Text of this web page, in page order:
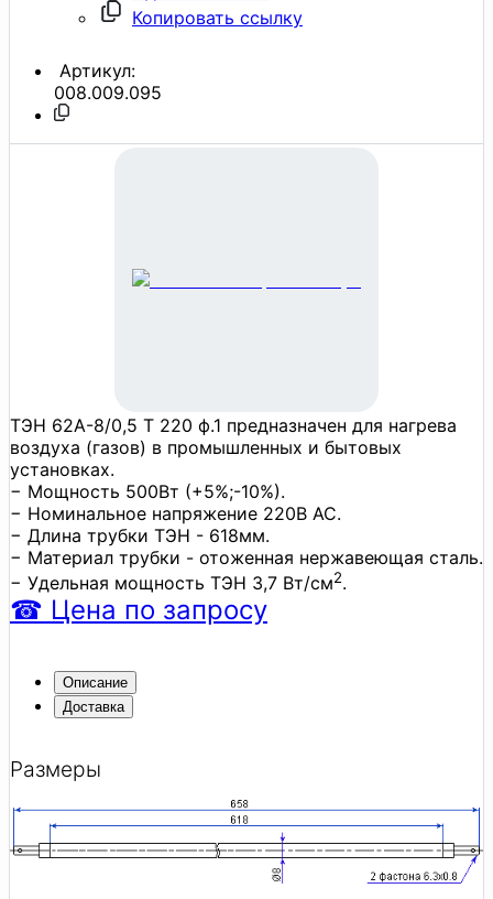
Копировать ссылку
Артикул:
008.009.095
ТЭН 62А-8/0,5 Т 220 ф.1 предназначен для нагрева
воздуха (газов) в промышленных и бытовых
установках.
− Мощность 500Вт (+5%;-10%).
− Номинальное напряжение 220В АС.
− Длина трубки ТЭН - 618мм.
− Материал трубки - отоженная нержавеющая сталь.
− Удельная мощность ТЭН 3,7 Вт/см2.
☎ Цена по запросу
Описание
Доставка
Размеры